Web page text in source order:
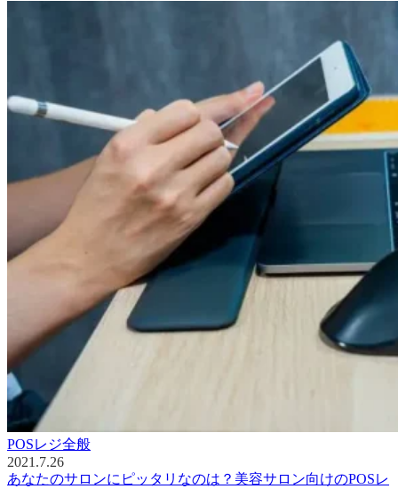
POSレジ全般
2021.7.26
あなたのサロンにピッタリなのは？美容サロン向けのPOSレ